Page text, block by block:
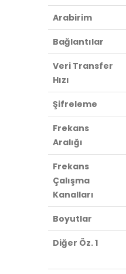
Arabirim
Bağlantılar
Veri Transfer
Hızı
Şifreleme
Frekans
Aralığı
Frekans
Çalışma
Kanalları
Boyutlar
Diğer Öz. 1